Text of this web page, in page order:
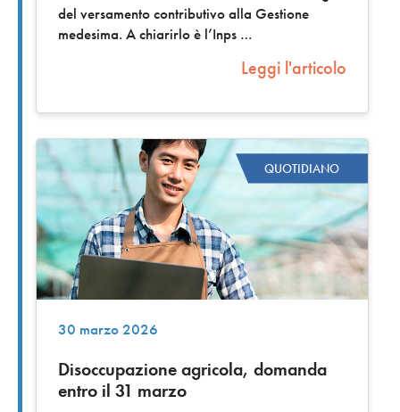
del versamento contributivo alla Gestione
medesima. A chiarirlo è l’Inps
Leggi l'articolo
QUOTIDIANO
30 marzo 2026
Disoccupazione agricola, domanda
entro il 31 marzo